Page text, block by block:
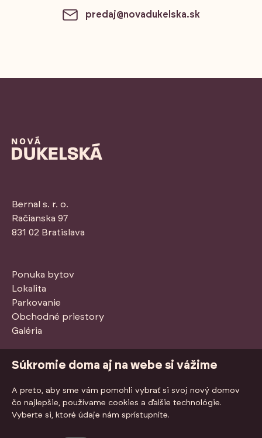
predaj@novadukelska.sk
Bernal s. r. o.
Račianska 97
831 02 Bratislava
Ponuka bytov
Lokalita
Parkovanie
Obchodné priestory
Galéria
Stiahnuť PDF so štandardmi
Súkromie doma aj na webe si vážime
A preto, aby sme vám pomohli vybrať si svoj nový domov
čo najlepšie, používame cookies a ďalšie technológie.
Vyberte si, ktoré údaje nám sprístupníte.